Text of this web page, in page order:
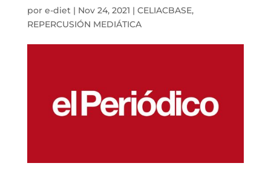
por e-diet| Nov 24, 2021 | CELIACBASE,
REPERCUSIÓN MEDIÁTICA